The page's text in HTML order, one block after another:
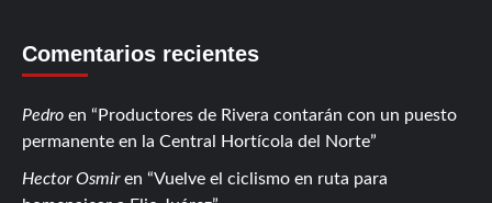
Comentarios recientes
Pedro en
Productores de Rivera contarán con un puesto
permanente en la Central Hortícola del Norte
Hector Osmiren
Vuelve el ciclismo en ruta para